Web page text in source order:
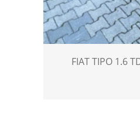
FIAT TIPO 1.6